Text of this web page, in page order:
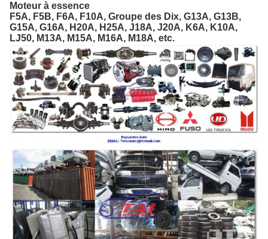
Moteur à essence
F5A, F5B, F6A, F10A, Groupe des Dix, G13A, G13B,
G15A, G16A, H20A, H25A, J18A, J20A, K6A, K10A,
LJ50, M13A, M15A, M16A, M18A, etc.